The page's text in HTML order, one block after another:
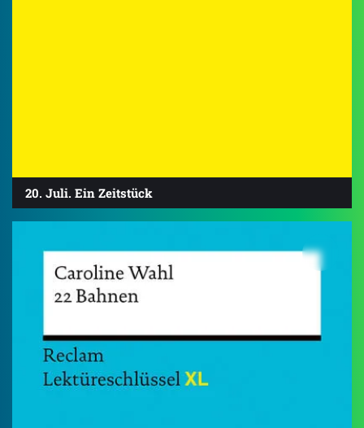
20. Juli. Ein Zeitstück